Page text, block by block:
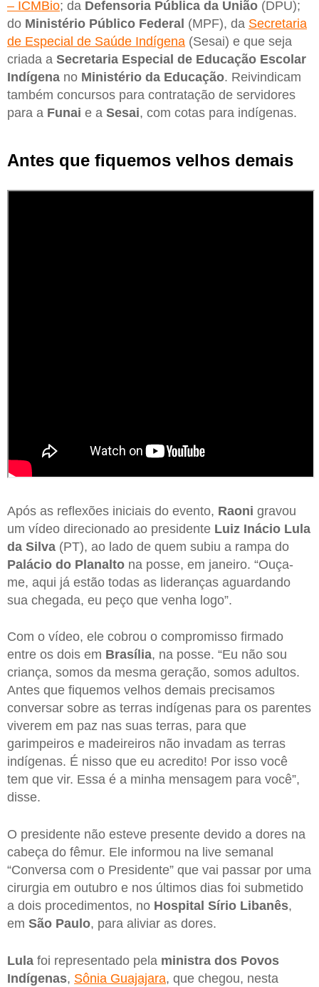
– ICMBio; da Defensoria Pública da União (DPU);
do Ministério Público Federal (MPF), da Secretaria
de Especial de Saúde Indígena (Sesai) e que seja
criada a Secretaria Especial de Educação Escolar
Indígena no Ministério da Educação. Reivindicam
também concursos para contratação de servidores
para a Funai e a Sesai, com cotas para indígenas.
Antes que fiquemos velhos demais
Após as reflexões iniciais do evento, Raoni gravou
um vídeo direcionado ao presidente Luiz Inácio Lula
da Silva (PT), ao lado de quem subiu a rampa do
Palácio do Planalto na posse, em janeiro. “Ouça-
me, aqui já estão todas as lideranças aguardando
sua chegada, eu peço que venha logo”.
Com o vídeo, ele cobrou o compromisso firmado
entre os dois em Brasília, na posse. “Eu não sou
criança, somos da mesma geração, somos adultos.
Antes que fiquemos velhos demais precisamos
conversar sobre as terras indígenas para os parentes
viverem em paz nas suas terras, para que
garimpeiros e madeireiros não invadam as terras
indígenas. É nisso que eu acredito! Por isso você
tem que vir. Essa é a minha mensagem para você”,
disse.
O presidente não esteve presente devido a dores na
cabeça do fêmur. Ele informou na live semanal
“Conversa com o Presidente” que vai passar por uma
cirurgia em outubro e nos últimos dias foi submetido
a dois procedimentos, no Hospital Sírio Libanês,
em São Paulo, para aliviar as dores.
Lula foi representado pela ministra dos Povos
Indígenas, Sônia Guajajara, que chegou, nesta